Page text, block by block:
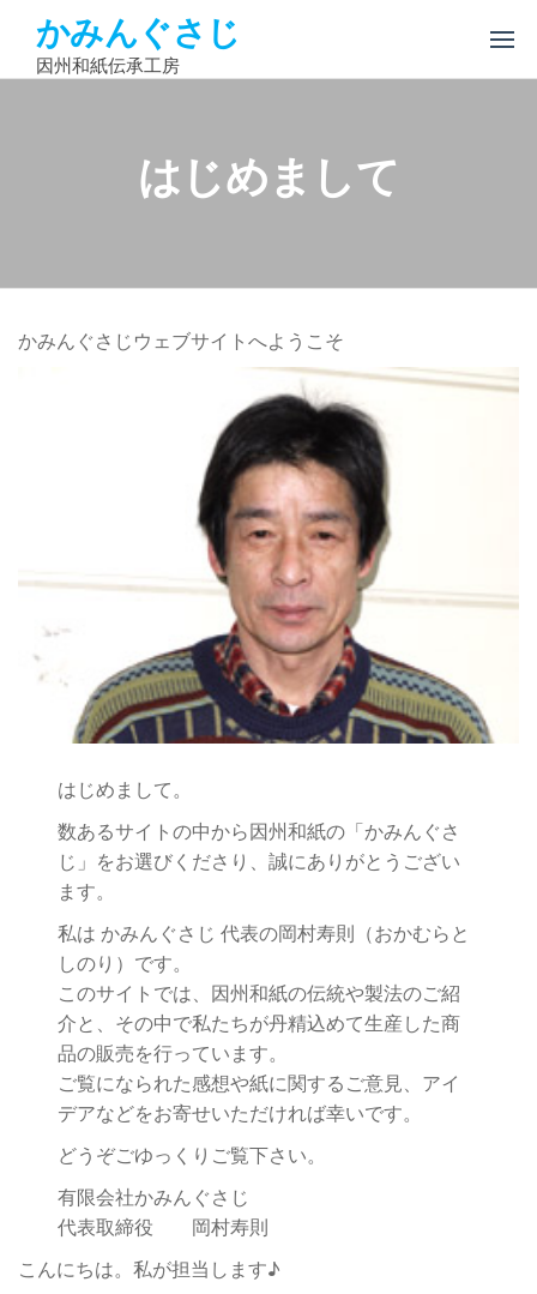
the
かみんぐさじ
因州和紙伝承工房
はじめまして
かみんぐさじウェブサイトへようこそ
はじめまして。
数あるサイトの中から因州和紙の「かみんぐさ
じ」をお選びくださり、誠にありがとうござい
ます。
私は かみんぐさじ 代表の岡村寿則（おかむらと
しのり）です。
このサイトでは、因州和紙の伝統や製法のご紹
介と、その中で私たちが丹精込めて生産した商
品の販売を行っています。
ご覧になられた感想や紙に関するご意見、アイ
デアなどをお寄せいただければ幸いです。
どうぞごゆっくりご覧下さい。
有限会社かみんぐさじ
代表取締役 岡村寿則
こんにちは。私が担当します♪